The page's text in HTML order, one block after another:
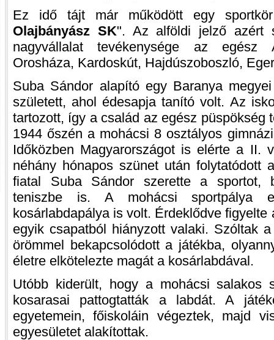
Ez idő tájt már működött egy
Olajbányász SK". Az alföldi jelző azért
nagyvállalat tevékenysége az egész
Orosháza, Kardoskút, Hajdúszoboszló,
Suba Sándor alapító egy Baranya
született, ahol édesapja tanító volt. Az
tartozott, így a család az egész püspökség
1944 őszén a mohácsi 8 osztályos
Időközben Magyarországot is elérte a II.
néhány hónapos szünet után folytatódott
fiatal Suba Sándor szerette a sportot,
teniszbe is. A mohácsi sportpálya
kosárlabdapálya is volt. Érdeklődve
egyik csapatból hiányzott valaki. Szóltak
örömmel bekapcsolódott a játékba,
életre elkötelezte magát a kosárlabdával.
Utóbb kiderült, hogy a mohácsi salakos
kosarasai pattogtatták a labdát. A
egyetemein, főiskoláin végeztek, majd
egyesületet alakítottak.